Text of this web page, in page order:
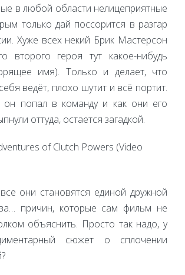
в любой области нелицеприятные
только дай поссорится в разгар
Хуже всех некий Брик Мастерсон
второго героя тут какое-нибудь
имя). Только и делает, что
ведёт, плохо шутит и всё портит.
он попал в команду и как они его
оттуда, остается загадкой.
они становятся единой дружной
причин, которые сам фильм не
объяснить. Просто так надо, у
сюжет о сплочении